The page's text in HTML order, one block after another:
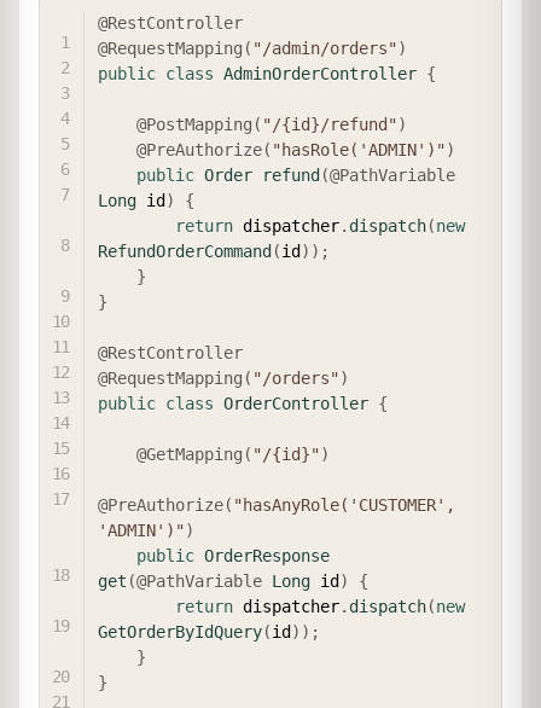
@RestController
@RequestMapping ( "/admin/orders")
public class AdminOrderController {
@PostMapping ( "/{id}/refund")
@PreAuthorize( "hasRole('ADMIN')")
public Order refund (@PathVariable
Long id )
{
return dispatcher. dispatch(new
RefundOrderCommand (id ) ) ;
}
}
@RestController
@RequestMapping ( "/orders")
public class OrderController {
@GetMapping ( "/{id}")
@PreAuthorize( "hasAnyRole('CUSTOMER',
'ADMIN')")
public OrderResponse
get (@PathVariable Long id )
{
return dispatcher. dispatch(new
GetOrderByIdQuery(id ) ) ;
}
}